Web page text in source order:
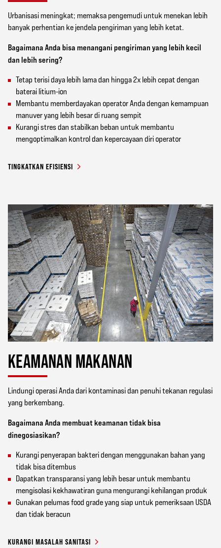
Urbanisasi meningkat; memaksa pengemudi untuk menekan lebih
banyak perhentian ke jendela pengiriman yang lebih ketat.
Bagaimana Anda bisa menangani pengiriman yang lebih kecil
dan lebih sering?
Tetap terisi daya lebih lama dan hingga 2x lebih cepat dengan
baterai litium-ion
Membantu memberdayakan operator Anda dengan kemampuan
manuver yang lebih besar di ruang sempit
Kurangi stres dan stabilkan beban untuk membantu
mengoptimalkan kontrol dan kepercayaan diri operator
TINGKATKAN EFISIENSI
KEAMANAN MAKANAN
Lindungi operasi Anda dari kontaminasi dan penuhi tekanan regulasi
yang berkembang.
Bagaimana Anda membuat keamanan tidak bisa
dinegosiasikan?
Kurangi penyerapan bakteri dengan menggunakan bahan yang
tidak bisa ditembus
Dapatkan transparansi yang lebih besar untuk membantu
mengisolasi kekhawatiran guna mengurangi kehilangan produk
Gunakan pelumas food grade yang siap untuk pemeriksaan USDA
dan tidak beracun
KURANGI MASALAH SANITASI